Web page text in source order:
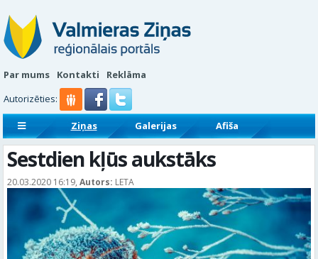
Par mums Kontakti
Reklāma
Autorizēties:
Ziņas Galerijas
Afiša
Sludinājumi
Reklāmraksti
Sestdien kļūs aukstāks
20.03.2020 16:19, Autors: LETA